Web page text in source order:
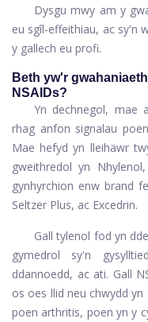
Dysgu mwy am y
eu sgîl-effeithiau, ac sy'n
y gallech eu profi.
Beth yw'r
NSAIDs?
Yn dechnegol, mae
rhag anfon signalau
Mae hefyd yn lleihäwr
gweithredol yn
gynhyrchion enw brand
Seltzer Plus, ac Excedrin.
Gall tylenol fod yn
gymedrol sy'n
ddannoedd, ac ati. Gall
os oes llid neu chwydd
poen arthritis, poen yn y